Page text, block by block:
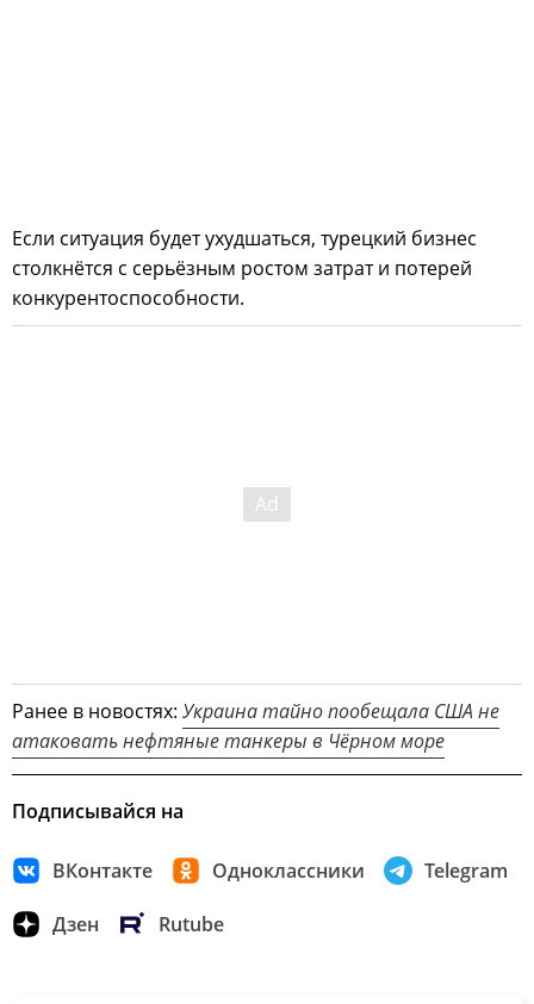
Если ситуация будет ухудшаться, турецкий бизнес
столкнётся с серьёзным ростом затрат и потерей
конкурентоспособности.
Ранее в новостях: Украина тайно пообещала США не
атаковать нефтяные танкеры в Чёрном море
Подписывайся на
ВКонтакте Одноклассники Telegram
Дзен Rutube